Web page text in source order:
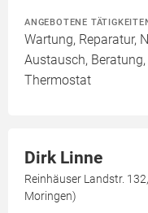
ANGEBOTENE
Wartung, Reparatur,
Austausch,
Thermostat
Dirk Linne
Reinhäuser Landstr.
Moringen)